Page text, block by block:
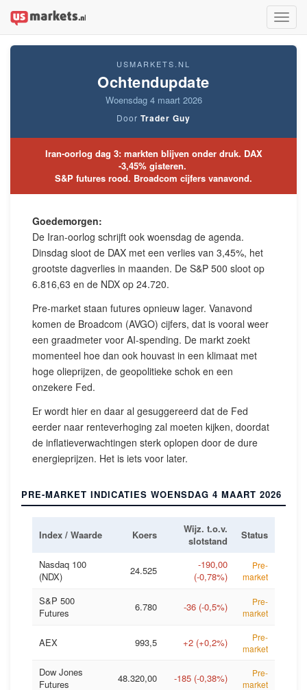
Toggle
USMARKETS.NL
Ochtendupdate
Woensdag 4 maart 2026
Door Trader Guy
Iran-oorlog dag 3: markten blijven onder druk. DAX
-3,45% gisteren.
S&P futures rood. Broadcom cijfers vanavond.
Goedemorgen:
De Iran-oorlog schrijft ook woensdag de agenda.
Dinsdag sloot de DAX met een verlies van 3,45%, het
grootste dagverlies in maanden. De S&P 500 sloot op
6.816,63 en de NDX op 24.720.
Pre-market staan futures opnieuw lager. Vanavond
komen de Broadcom (AVGO) cijfers, dat is vooral weer
een graadmeter voor AI-spending. De markt zoekt
momenteel hoe dan ook houvast in een klimaat met
hoge olieprijzen, de geopolitieke schok en een
onzekere Fed.
Er wordt hier en daar al gesuggereerd dat de Fed
eerder naar renteverhoging zal moeten kijken, doordat
de inflatieverwachtingen sterk oplopen door de dure
energieprijzen. Het is iets voor later.
PRE-MARKET INDICATIES WOENSDAG 4 MAART 2026
Index / Waarde Koers
Wijz. t.o.v.
slotstand
Status
Nasdaq 100
(NDX)
24.525
-190,00
(-0,78%)
Pre-
market
S&P 500
Futures
6.780 -36 (-0,5%)
Pre-
market
AEX 993,5 +2 (+0,2%)
Pre-
market
Dow Jones
Futures
48.320,00 -185 (-0,38%)
Pre-
market